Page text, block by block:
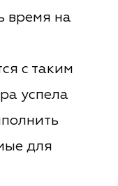
время на
с таким
успела
для